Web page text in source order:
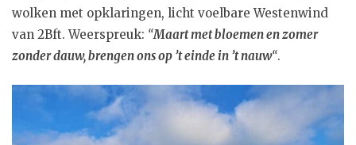
wolken met opklaringen, licht voelbare Westenwind
van 2Bft. Weerspreuk: “Maart met bloemen en zomer
zonder dauw, brengen ons op ’t einde in ’t nauw“.